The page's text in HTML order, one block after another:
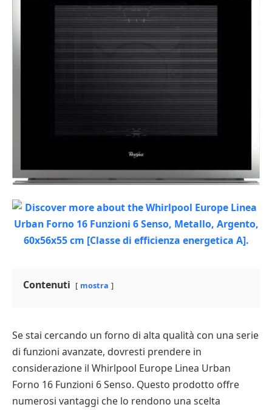
Contenuti mostra
Se stai cercando un forno di alta qualità con una serie
di funzioni avanzate, dovresti prendere in
considerazione il Whirlpool Europe Linea Urban
Forno 16 Funzioni 6 Senso. Questo prodotto offre
numerosi vantaggi che lo rendono una scelta